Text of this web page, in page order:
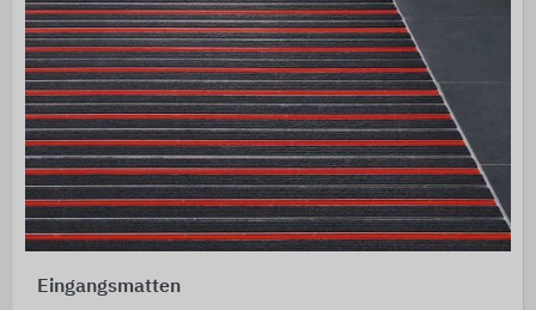
Eingangsmatten